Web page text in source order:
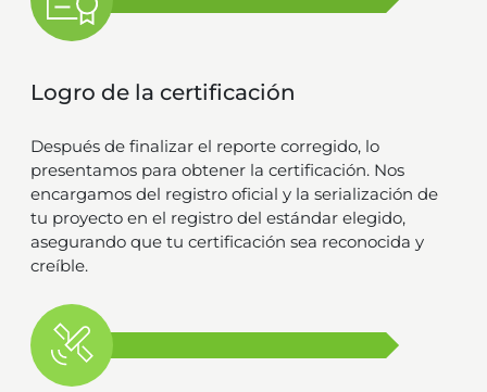
Logro de la certificación
Después de finalizar el reporte corregido, lo
presentamos para obtener la certificación. Nos
encargamos del registro oficial y la serialización de
tu proyecto en el registro del estándar elegido,
asegurando que tu certificación sea reconocida y
creíble.